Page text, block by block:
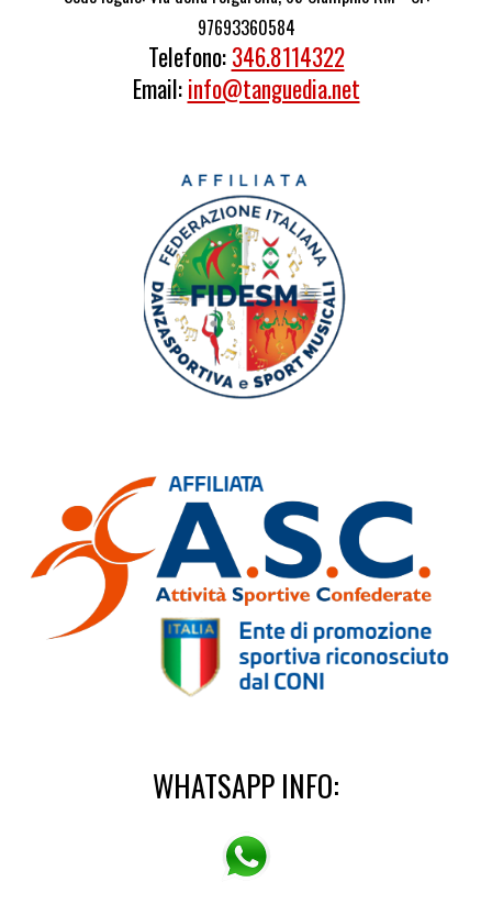
97693360584
Telefono:346.8114322
Email:info@tanguedia.net
WHATSAPP INFO: